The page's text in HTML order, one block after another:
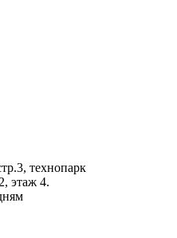
технопарк
этаж 4.